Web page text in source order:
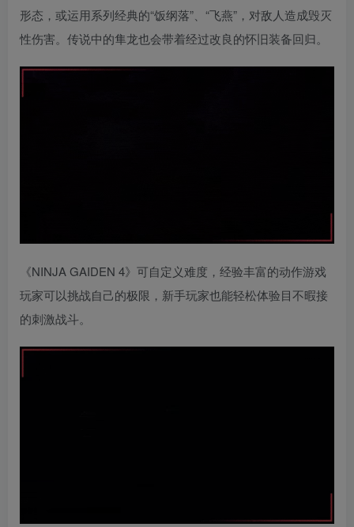
形态，或运用系列经典的“饭纲落”、“飞燕”，对敌人造成毁灭
性伤害。传说中的隼龙也会带着经过改良的怀旧装备回归。
《NINJA GAIDEN 4》可自定义难度，经验丰富的动作游戏
玩家可以挑战自己的极限，新手玩家也能轻松体验目不暇接
的刺激战斗。